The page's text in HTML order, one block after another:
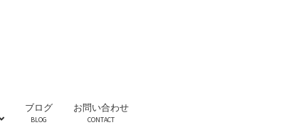
ブログ
BLOG
お問い合わせ
CONTACT